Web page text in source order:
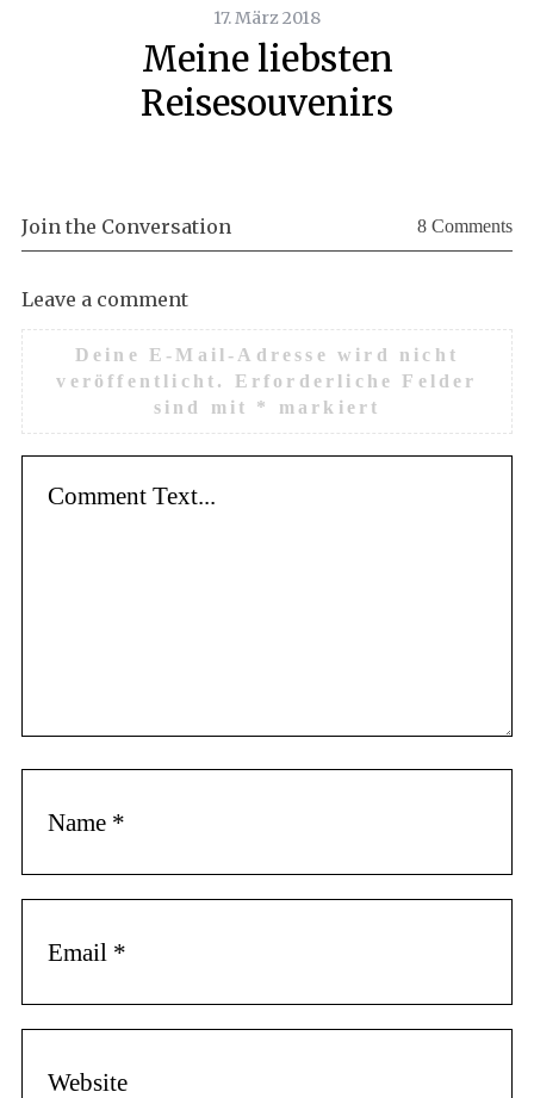
17. März 2018
Meine liebsten
Reisesouvenirs
Join the Conversation 8 Comments
Leave a comment
Deine E-Mail-Adresse wird nicht
veröffentlicht.
Erforderliche Felder
sind mit * markiert